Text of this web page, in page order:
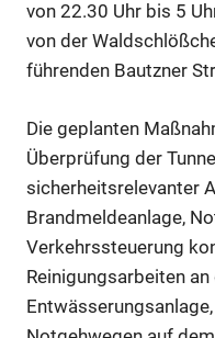
von 22.30 Uhr bis 5
von der
führenden Bautzner
Die geplanten
Überprüfung der
sicherheitsrelevanter
Brandmeldeanlage,
Verkehrssteuerung
Reinigungsarbeiten